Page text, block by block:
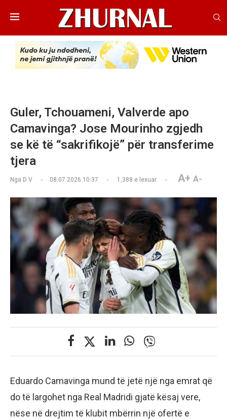
Guler, Tchouameni, Valverde apo
Camavinga? Jose Mourinho zgjedh
se kë të “sakrifikojë” për transferime
tjera​
Nga D V 08.07.2026 10:37 1,388 e lexuar A+ A-
Eduardo Camavinga mund të jetë një nga emrat që
do të largohet nga Real Madridi gjatë kësaj vere,
nëse në drejtim të klubit mbërrin një ofertë e